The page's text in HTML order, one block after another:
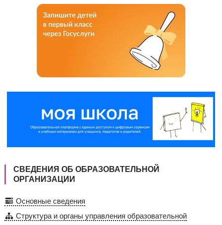
СВЕДЕНИЯ ОБ ОБРАЗОВАТЕЛЬНОЙ
ОРГАНИЗАЦИИ
Основные сведения
Структура и органы управления образовательной